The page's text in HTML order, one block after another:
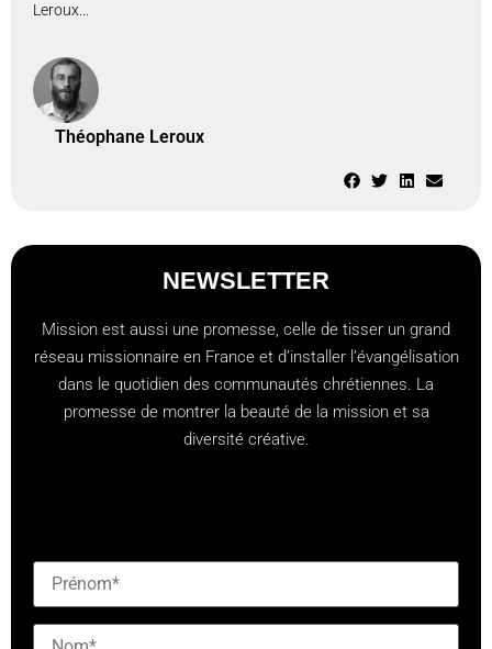
Leroux...
Théophane Leroux
NEWSLETTER
Mission est aussi une promesse, celle de tisser un grand
réseau missionnaire en France et d’installer l’évangélisation
dans le quotidien des communautés chrétiennes. La
promesse de montrer la beauté de la mission et sa
diversité créative.